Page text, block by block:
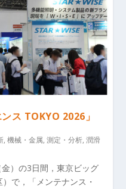
ス TOKYO 2026」
,機械・金属,測定・分析,潤滑
）の3日間，東京ビッグ
で，「メンテナンス・